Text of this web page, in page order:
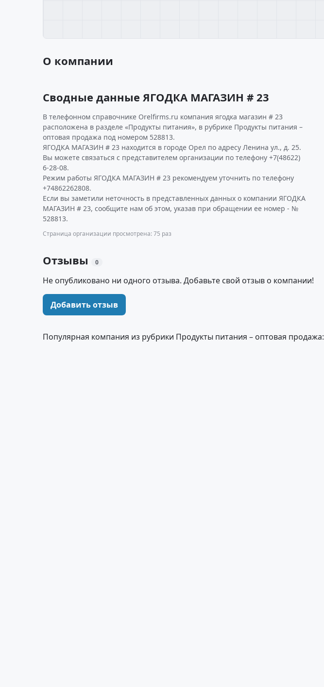
О компании
Сводные данные ЯГОДКА МАГАЗИН # 23
В телефонном справочнике Orelfirms.ru компания ягодка магазин # 23
расположена в разделе «Продукты питания», в рубрике Продукты питания –
оптовая продажа под номером 528813.
ЯГОДКА МАГАЗИН # 23 находится в городе Орел по адресу Ленина ул., д. 25.
Вы можете связаться с представителем организации по телефону +7(48622)
6-28-08.
Режим работы ЯГОДКА МАГАЗИН # 23 рекомендуем уточнить по телефону
+74862262808.
Если вы заметили неточность в представленных данных о компании ЯГОДКА
МАГАЗИН # 23, сообщите нам об этом, указав при обращении ее номер - №
528813.
Страница организации просмотрена: 75 раз
Отзывы 0
Не опубликовано ни одного отзыва. Добавьте свой отзыв о компании!
Добавить отзыв
Популярная компания из рубрики Продукты питания – оптовая продажа: